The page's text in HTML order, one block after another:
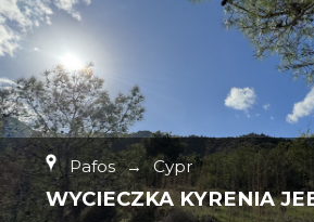
Pafos → Cypr
WYCIECZKA KYRENIA